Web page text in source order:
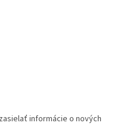
informácie o nových